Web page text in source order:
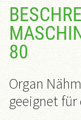
80
Organ
geeignet für